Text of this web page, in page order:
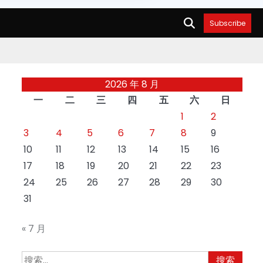
Subscribe
2026 年 8 月
一
二 三 四 五 六
日
1
2
3
4 5 6 7 8
9
10
11 12 13 14 15
16
17
18 19 20 21 22
23
24
25 26 27 28 29
30
31
« 7 月
搜